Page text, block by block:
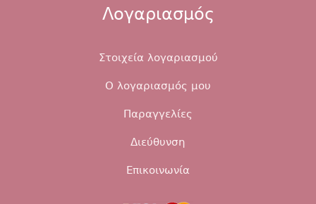
Λογαριασμός
Στοιχεία λογαριασμού
Ο λογαριασμός μου
Παραγγελίες
Διεύθυνση
Επικοινωνία